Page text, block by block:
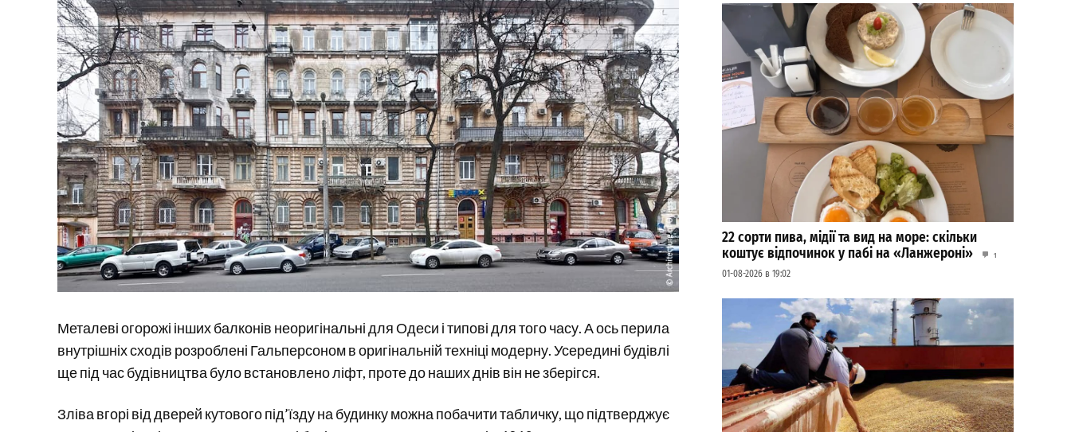
Металеві огорожі інших балконів неоригінальні для Одеси і типові для того часу. А ось перила
внутрішніх сходів розроблені Гальперсоном в оригінальній техніці модерну. Усередині будівлі
ще під час будівництва було встановлено ліфт, проте до наших днів він не зберігся.
Зліва вгорі від дверей кутового під’їзду на будинку можна побачити табличку, що підтверджує
22 сорти пива, мідії та вид на море: скільки
коштує відпочинок у пабі на «Ланжероні»
1
01-08-2026 в 19:02